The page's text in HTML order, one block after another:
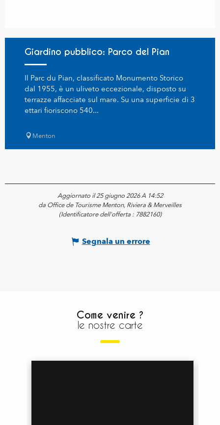
Giardino pubblico: Parco del Pian
Il Parc du Pian, classificato Monumento Storico
dal 1955, è un uliveto eccezionale, disposto su
terrazze affacciate sul mare. Su una superficie di 3
ettari fioriscono 540...
Menton
Aggiornato il 25 giugno 2026 A 14:52
da Office de Tourisme Menton, Riviera & Merveilles
(Identificatore dell'offerta : 7882160)
Segnala un errore
Come venire ?
le nostre carte